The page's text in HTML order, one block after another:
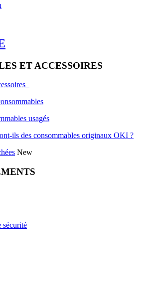
ET ACCESSOIRES
usagés
ils des consommables originaux OKI ?
New
sécurité